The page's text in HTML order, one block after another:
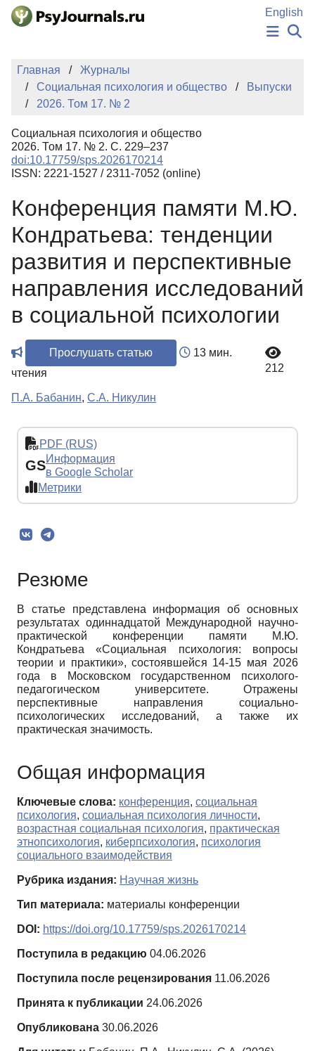
Перейти к основному содержанию
English
НОВОСТИ
ИЗДАНИЯ
БАЗА ЗНАНИЙ
КЛЮЧЕВЫЕ СЛОВА
Регистрация
Главная
Журналы
Социальная психология и общество
Выпуски
2026. Том 17. № 2
Социальная психология и общество
2026. Том 17. № 2. С. 229–237
doi:10.17759/sps.2026170214
ISSN: 2221-1527 / 2311-7052 (online)
Конференция памяти М.Ю.
Кондратьева: тенденции
развития и перспективные
направления исследований
в социальной психологии
Прослушать статью
13 мин.
чтения
212
П.А. Бабанин, С.А. Никулин
PDF (RUS)
GSИнформация
в Google Scholar
Метрики
Резюме
В статье представлена информация об основных
результатах одиннадцатой Международной научно-
практической конференции памяти М.Ю.
Кондратьева «Социальная психология: вопросы
теории и практики», состоявшейся 14-15 мая 2026
года в Московском государственном психолого-
педагогическом университете. Отражены
перспективные направления социально-
психологических исследований, а также их
практическая значимость.
Общая информация
Ключевые слова: конференция, социальная
психология, социальная психология личности,
возрастная социальная психология, практическая
этнопсихология, киберпсихология, психология
социального взаимодействия
Рубрика издания: Научная жизнь
Тип материала: материалы конференции
DOI: https://doi.org/10.17759/sps.2026170214
Поступила в редакцию 04.06.2026
Поступила после рецензирования 11.06.2026
Принята к публикации 24.06.2026
Опубликована 30.06.2026